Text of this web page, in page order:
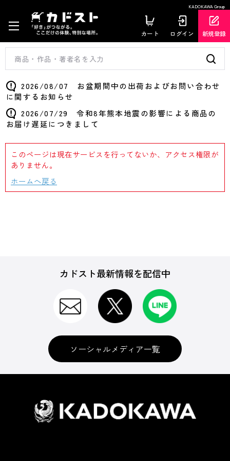
KADOKAWA Group
カート ログイン 新規登録
2026/08/07 お盆期間中の出荷およびお問い合わせ
に関するお知らせ
2026/07/29 令和8年熊本地震の影響による商品の
お届け遅延につきまして
このページは現在サービスを行ってないか、アクセス権限が
ありません。
ホームへ戻る
カドスト最新情報を配信中
ソーシャルメディア一覧